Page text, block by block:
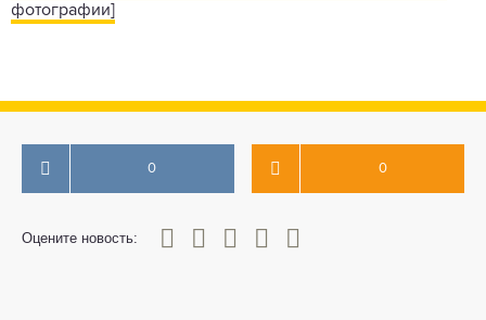
фотографии]
0 0
Оцените новость:
0
1 3 4 5